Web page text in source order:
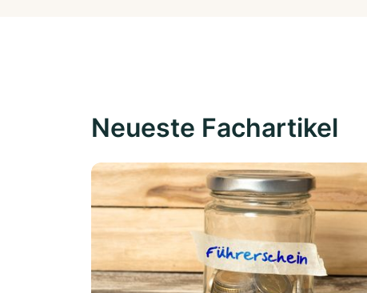
Neueste Fachartikel